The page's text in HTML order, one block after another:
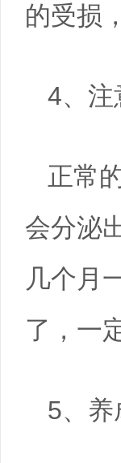
的受损
4、注
正常
会分泌
几个月
了，一
5、养